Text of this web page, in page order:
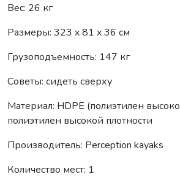
Вес: 26 кг
Размеры: 323 x 81 x 36 см
Грузоподъемность: 147 кг
Советы: сидеть сверху
Материал: HDPE (полиэтилен
полиэтилен высокой плотности
Производитель: Perception kayaks
Количество мест: 1